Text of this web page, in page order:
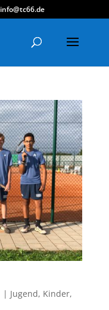
info@tc66.de
| Jugend, Kinder,